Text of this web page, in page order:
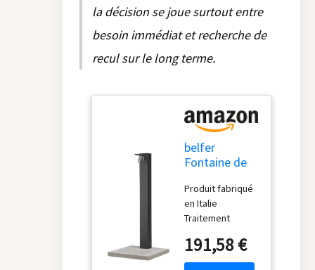
la décision se joue surtout entre
besoin immédiat et recherche de
recul sur le long terme.
belfer
Fontaine de
robinet et
base en béton
42/QBM
Anthracite
Produit fabriqué
en Italie
Traitement
Matériaux :
aluminium et
191,58 €